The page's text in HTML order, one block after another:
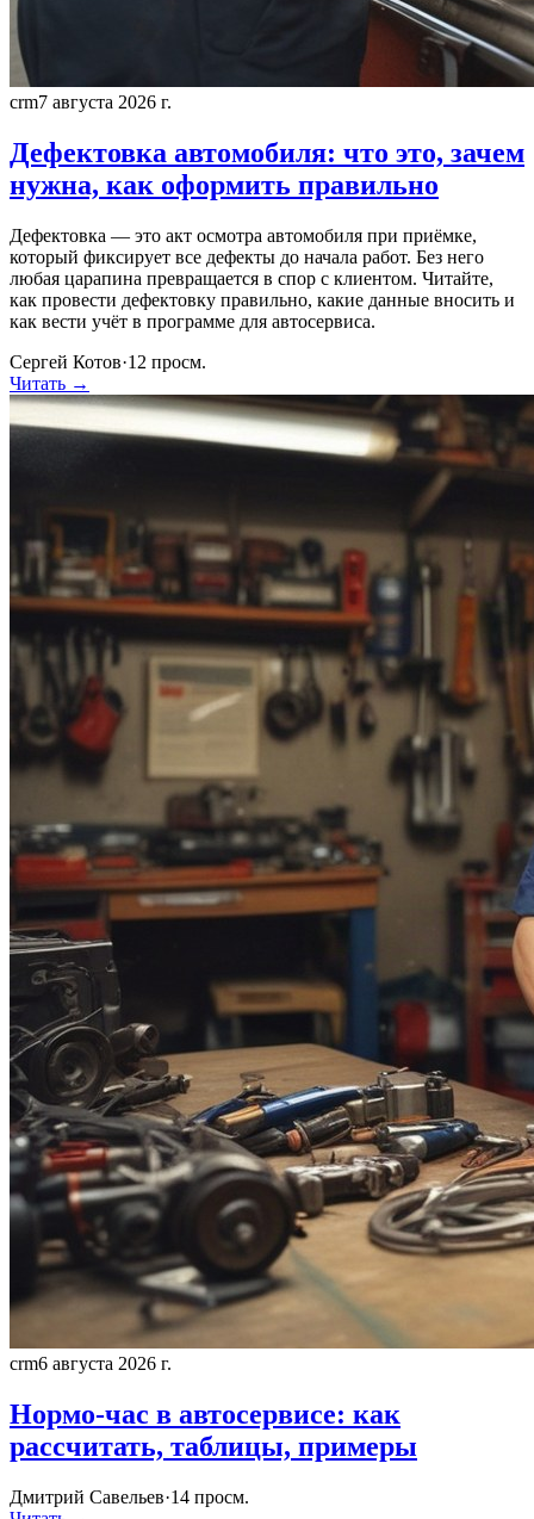
crm7 августа 2026 г.
Дефектовка автомобиля: что это, зачем
нужна, как оформить правильно
Дефектовка — это акт осмотра автомобиля при приёмке,
который фиксирует все дефекты до начала работ. Без него
любая царапина превращается в спор с клиентом. Читайте,
как провести дефектовку правильно, какие данные вносить и
как вести учёт в программе для автосервиса.
Сергей Котов·12 просм.
Читать →
crm6 августа 2026 г.
Нормо-час в автосервисе: как
рассчитать, таблицы, примеры
Дмитрий Савельев·14 просм.